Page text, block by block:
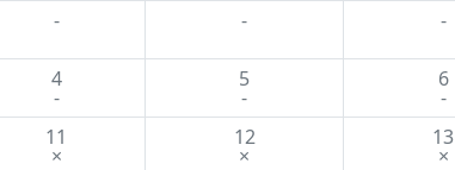
- - -
4
-
5
-
6
-
11
×
12
×
13
×